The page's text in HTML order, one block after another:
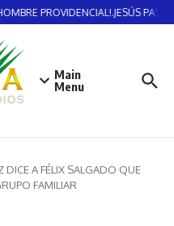
PROVIDENCIAL!.JESÚS
Main
Menu
DICE A FÉLIX SALGADO QUE
FAMILIAR